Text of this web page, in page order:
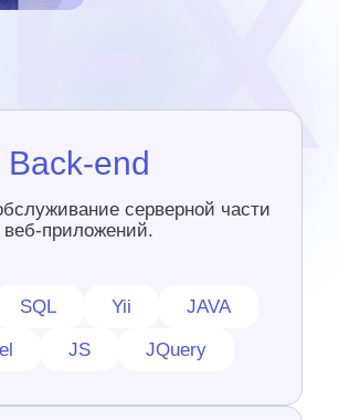
Back-end
серверной части
веб-приложений.
SQL Yii JAVA
JS JQuery